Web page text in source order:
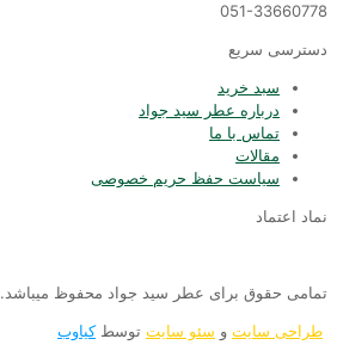
051-33660778
دسترسی سریع
سبد خرید
درباره عطر سید جواد
تماس با ما
مقالات
سیاست حفظ حریم خصوصی
نماد اعتماد
تمامی حقوق برای عطر سید جواد محفوظ میباشد.
طراحی سایت و سئو سایت توسطکیاوب